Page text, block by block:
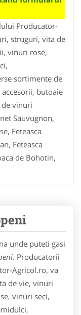
Producator-
struguri, vita de
vinuri rose,
sortimente de
butoaie
vinuri
Sauvugnon,
Feteasca
Feteasca
de Bohotin,
unde puteti gasi
. Producatorii
Agricol.ro, va
de vie, vinuri
vinuri seci,